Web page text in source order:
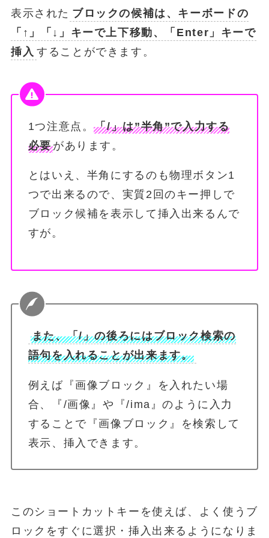
表示された ブロックの候補は、キーボードの
「↑」「↓」キーで上下移動、「Enter」キーで
挿入 することができます。
1つ注意点。「/」は”半角”で入力する
必要があります。
とはいえ、半角にするのも物理ボタン1
つで出来るので、実質2回のキー押しで
ブロック候補を表示して挿入出来るんで
すが。
また、「/」の後ろにはブロック検索の
語句を入れることが出来ます。
例えば『画像ブロック』を入れたい場
合、『/画像』や『/ima』のように入力
することで『画像ブロック』を検索して
表示、挿入できます。
このショートカットキーを使えば、よく使うブ
ロックをすぐに選択・挿入出来るようになりま